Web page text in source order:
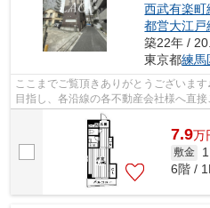
西武有楽町
都営大江戸
築22年 /
東京都練馬
ここまでご覧頂きありがとうございま
目指し、各沿線の各不動産会社様へ直
様へ提供しております！最新の情報は...
7.9万
敷金
6階 /